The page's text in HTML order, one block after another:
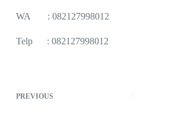
WA : 082127998012
Telp : 082127998012
PREVIOUS